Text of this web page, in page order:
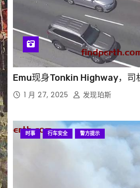
Emu现身Tonkin Highway，司
1 月 27, 2025 发现珀斯
时事 行车安全 警方提示